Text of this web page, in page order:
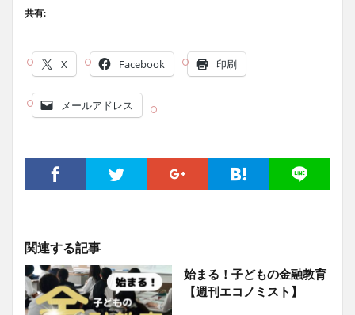
共有:
X Facebook 印刷
メールアドレス
関連する記事
始まる！子どもの金融教育
【週刊エコノミスト】